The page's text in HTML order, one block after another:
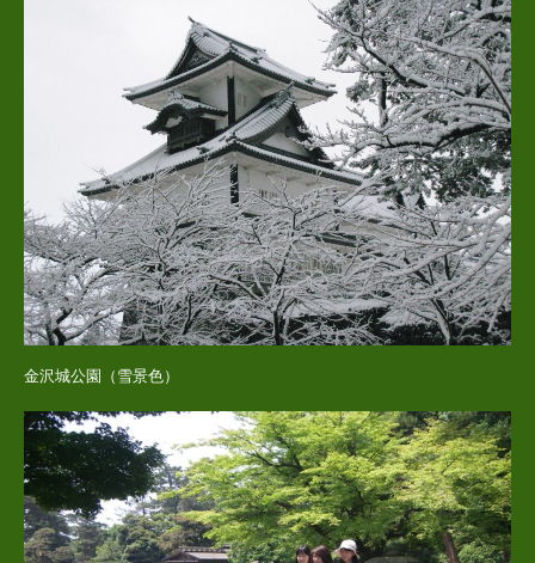
金沢城公園（雪景色）